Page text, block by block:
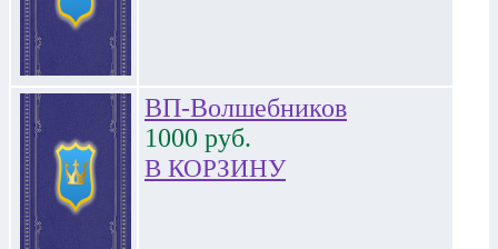
ВП-Волшебников
1000 руб.
В КОРЗИНУ